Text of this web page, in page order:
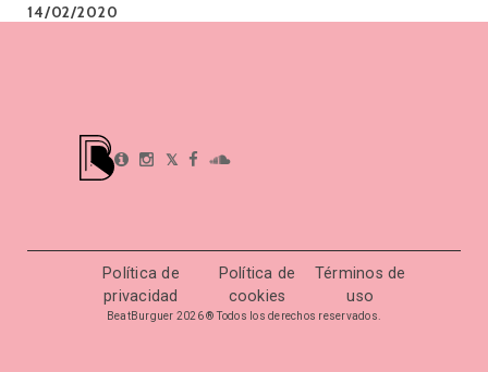
14/02/2020
𝕏
Política de
privacidad
Política de
cookies
Términos de
uso
BeatBurguer 2026 ® Todos los derechos reservados.